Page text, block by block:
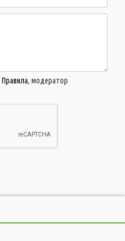
Правила, модератор